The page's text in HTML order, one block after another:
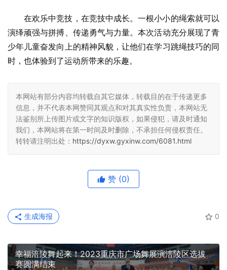
在欢乐中竞技，在竞技中成长。一根小小的绳索就可以
演绎顽强与拼搏、传递勇气与力量。本次活动充分展现了青
少年儿童奋发向上的精神风貌，让他们在学习跳绳技巧的同
时，也体验到了运动所带来的乐趣。
本网站有部分内容均转载自其它媒体，转载目的在于传递更多
信息，并不代表本网赞同其观点和对其真实性负责，本网站无
法鉴别所上传图片或文字的知识版权，如果侵犯，请及时通知
我们，本网站将在第一时间及时删除，不承担任何侵权责任。
转转请注明出处： https://dyxw.gyxinw.com/6081.html
赞 (0)
0
生成海报
幸福涪陵舞起来！2023重庆市广场舞展演涪陵区选拔
赛圆满结束